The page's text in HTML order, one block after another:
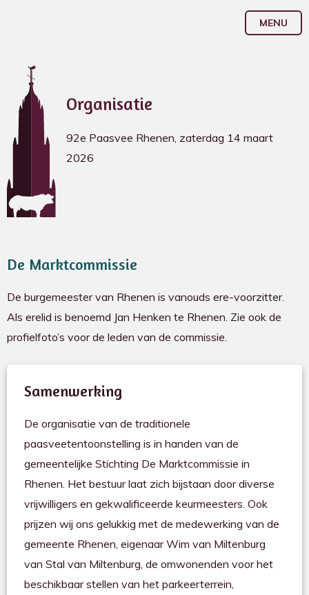
MENU
Organisatie
92e Paasvee Rhenen, zaterdag 14 maart
2026
De Marktcommissie
De burgemeester van Rhenen is vanouds ere-voorzitter.
Als erelid is benoemd Jan Henken te Rhenen. Zie ook de
profielfoto’s voor de leden van de commissie.
Samenwerking
De organisatie van de traditionele
paasveetentoonstelling is in handen van de
gemeentelijke Stichting De Marktcommissie in
Rhenen. Het bestuur laat zich bijstaan door diverse
vrijwilligers en gekwalificeerde keurmeesters. Ook
prijzen wij ons gelukkig met de medewerking van de
gemeente Rhenen, eigenaar Wim van Miltenburg
van Stal van Miltenburg, de omwonenden voor het
beschikbaar stellen van het parkeerterrein,